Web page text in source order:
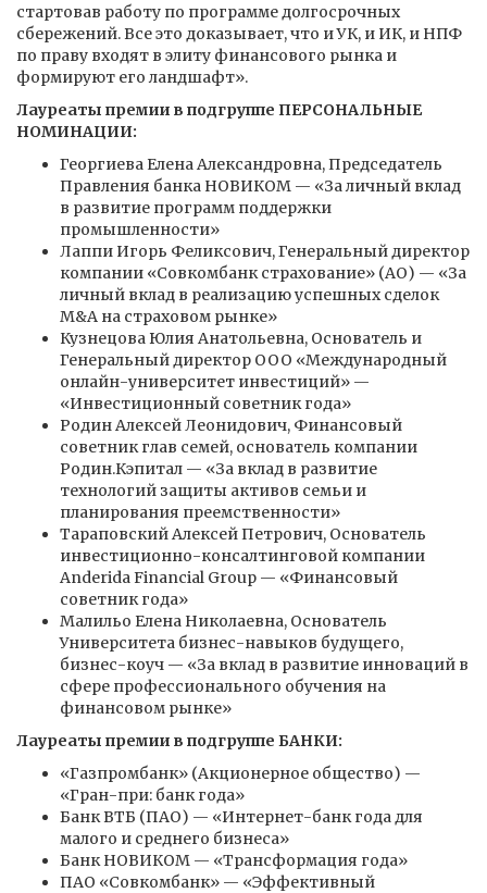
стартовав работу по программе долгосрочных
сбережений. Все это доказывает, что и УК, и ИК, и НПФ
по праву входят в элиту финансового рынка и
формируют его ландшафт».
Лауреаты премии в подгруппе ПЕРСОНАЛЬНЫЕ
НОМИНАЦИИ:
Георгиева Елена Александровна, Председатель
Правления банка НОВИКОМ — «За личный вклад
в развитие программ поддержки
промышленности»
Лаппи Игорь Феликсович, Генеральный директор
компании «Совкомбанк страхование» (АО) — «За
личный вклад в реализацию успешных сделок
M&A на страховом рынке»
Кузнецова Юлия Анатольевна, Основатель и
Генеральный директор ООО «Международный
онлайн-университет инвестиций» —
«Инвестиционный советник года»
Родин Алексей Леонидович, Финансовый
советник глав семей, основатель компании
Родин.Кэпитал — «За вклад в развитие
технологий защиты активов семьи и
планирования преемственности»
Тараповский Алексей Петрович, Основатель
инвестиционно-консалтинговой компании
Anderida Financial Group — «Финансовый
советник года»
Малильо Елена Николаевна, Основатель
Университета бизнес-навыков будущего,
бизнес-коуч — «За вклад в развитие инноваций в
сфере профессионального обучения на
финансовом рынке»
Лауреаты премии в подгруппе БАНКИ:
«Газпромбанк» (Акционерное общество) —
«Гран-при: банк года»
Банк ВТБ (ПАО) — «Интернет-банк года для
малого и среднего бизнеса»
Банк НОВИКОМ — «Трансформация года»
ПАО «Совкомбанк» — «Эффективный